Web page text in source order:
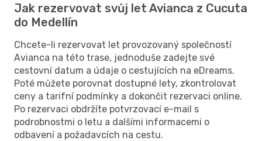
Jak rezervovat svůj let Avianca z Cucuta
do Medellín
Chcete-li rezervovat let provozovaný společností
Avianca na této trase, jednoduše zadejte své
cestovní datum a údaje o cestujících na eDreams.
Poté můžete porovnat dostupné lety, zkontrolovat
ceny a tarifní podmínky a dokončit rezervaci online.
Po rezervaci obdržíte potvrzovací e-mail s
podrobnostmi o letu a dalšími informacemi o
odbavení a požadavcích na cestu.